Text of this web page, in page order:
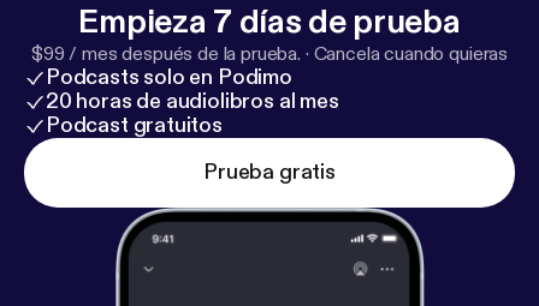
Empieza 7 días de prueba
$99 / mes después de la prueba. · Cancela cuando quieras
Podcasts solo en Podimo
20 horas de audiolibros al mes
Podcast gratuitos
Prueba gratis